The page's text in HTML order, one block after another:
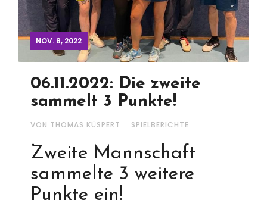
NOV. 8, 2022
06.11.2022: Die zweite
sammelt 3 Punkte!
VON THOMAS KÜSPERT SPIELBERICHTE
Zweite Mannschaft
sammelte 3 weitere
Punkte ein!